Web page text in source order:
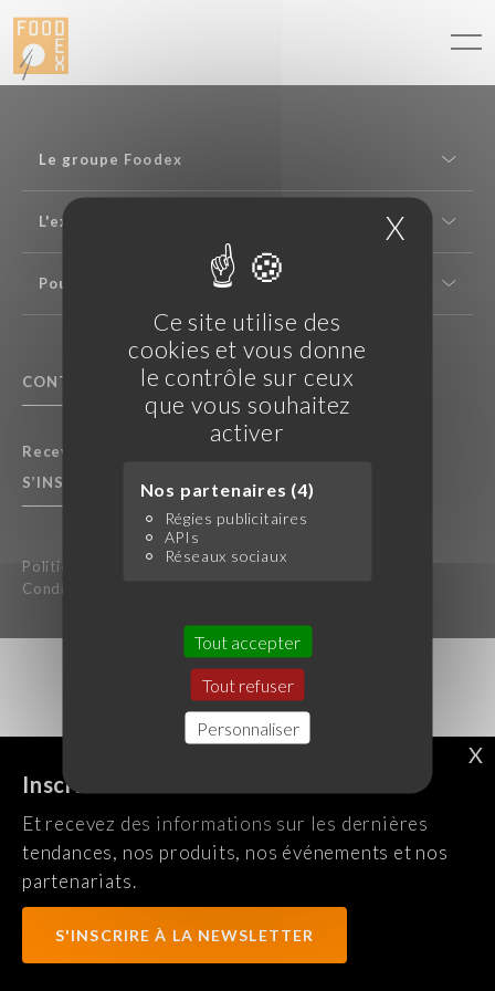
Panneau de gestion des cookies
Ce site utilise des
cookies et vous donne
le contrôle sur ceux
que vous souhaitez
activer
Nos partenaires (4)
Régies publicitaires
APIs
Réseaux sociaux
Tout accepter
Tout refuser
Personnaliser
X
Le groupe Foodex
L'expertise saké
Pour les professionnels
Recevez nos dernières actualités :
S’INSCRIRE À LA NEWSLETTER
CONTACTEZ NOUS F.A.Q.
Politique de confidentialité
Mentions légales
Conditions générales d'utilisation
X
Inscrivez-vous à notre newsletter !
Et recevez des informations sur les dernières
tendances, nos produits, nos événements et nos
partenariats.
S'INSCRIRE À LA NEWSLETTER